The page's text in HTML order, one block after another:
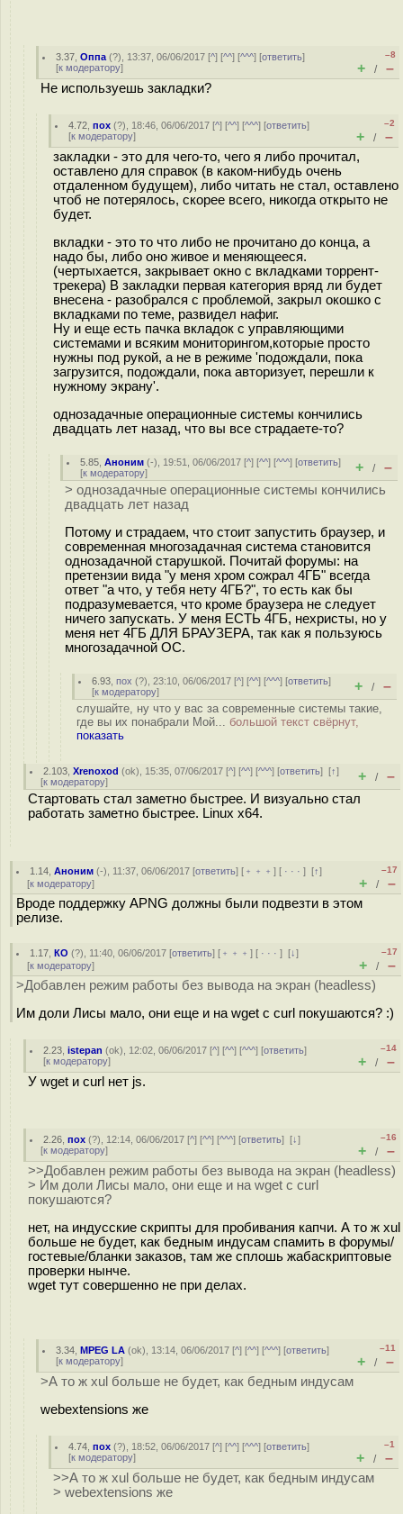
3.37 ,Оппа (?), 13:37, 06/06/2017 [^] [^^] [^^^] [ответить]
[к модератору]
–8
+ / –
Не используешь закладки?
4.72 ,пох (?), 18:46, 06/06/2017 [^] [^^] [^^^] [ответить]
[к модератору]
–2
+ / –
закладки - это для чего-то, чего я либо прочитал,
оставлено для справок (в каком-нибудь очень
отдаленном будущем), либо читать не стал, оставлено
чтоб не потерялось, скорее всего, никогда открыто не
будет.
вкладки - это то что либо не прочитано до конца, а
надо бы, либо оно живое и меняющееся.
(чертыхается, закрывает окно с вкладками торрент-
трекера) В закладки первая категория вряд ли будет
внесена - разобрался с проблемой, закрыл окошко с
вкладками по теме, развидел нафиг.
Ну и еще есть пачка вкладок с управляющими
системами и всяким мониторингом,которые просто
нужны под рукой, а не в режиме 'подождали, пока
загрузится, подождали, пока авторизует, перешли к
нужному экрану'.
однозадачные операционные системы кончились
двадцать лет назад, что вы все страдаете-то?
5.85 ,Аноним (-), 19:51, 06/06/2017 [^] [^^] [^^^] [ответить]
[к модератору] + / –
> однозадачные операционные системы кончились
двадцать лет назад
Потому и страдаем, что стоит запустить браузер, и
современная многозадачная система становится
однозадачной старушкой. Почитай форумы: на
претензии вида "у меня хром сожрал 4ГБ" всегда
ответ "а что, у тебя нету 4ГБ?", то есть как бы
подразумевается, что кроме браузера не следует
ничего запускать. У меня ЕСТЬ 4ГБ, нехристы, но у
меня нет 4ГБ ДЛЯ БРАУЗЕРА, так как я пользуюсь
многозадачной ОС.
6.93 ,пох (?), 23:10, 06/06/2017 [^] [^^] [^^^] [ответить]
[к модератору] + / –
слушайте, ну что у вас за современные системы такие,
где вы их понабрали Мой... большой текст свёрнут,
показать
2.103 ,Xrenoxod (ok), 15:35, 07/06/2017 [^] [^^] [^^^] [ответить][↑]
[к модератору] + / –
Стартовать стал заметно быстрее. И визуально стал
работать заметно быстрее. Linux x64.
1.14 ,Аноним (-), 11:37, 06/06/2017 [ответить] [ ﹢﹢﹢] [ · · ·][↑]
[к модератору]
–17
+ / –
Вроде поддержку APNG должны были подвезти в этом
релизе.
1.17 ,КО (?), 11:40, 06/06/2017 [ответить] [ ﹢﹢﹢] [ · · ·][↓]
[к модератору]
–17
+ / –
>Добавлен режим работы без вывода на экран (headless)
Им доли Лисы мало, они еще и на wget с curl покушаются? :)
2.23 ,istepan (ok), 12:02, 06/06/2017 [^] [^^] [^^^] [ответить]
[к модератору]
–14
+ / –
У wget и curl нет js.
2.26 ,пох (?), 12:14, 06/06/2017 [^] [^^] [^^^] [ответить][↓]
[к модератору]
–16
+ / –
>>Добавлен режим работы без вывода на экран (headless)
> Им доли Лисы мало, они еще и на wget с curl
покушаются?
нет, на индусские скрипты для пробивания капчи. А то ж xul
больше не будет, как бедным индусам спамить в форумы/
гостевые/бланки заказов, там же сплошь жабаскриптовые
проверки нынче.
wget тут совершенно не при делах.
3.34 ,MPEG LA (ok), 13:14, 06/06/2017 [^] [^^] [^^^] [ответить]
[к модератору]
–11
+ / –
>А то ж xul больше не будет, как бедным индусам
webextensions же
4.74 ,пох (?), 18:52, 06/06/2017 [^] [^^] [^^^] [ответить]
[к модератору]
–1
+ / –
>>А то ж xul больше не будет, как бедным индусам
> webextensions же